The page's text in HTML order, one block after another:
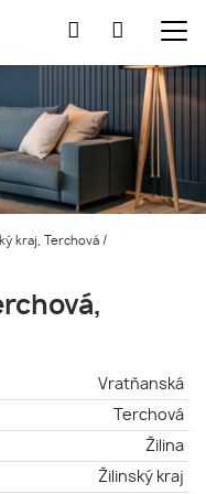
kraj, Terchová /
Vratňanská
Terchová
Žilina
Žilinský kraj